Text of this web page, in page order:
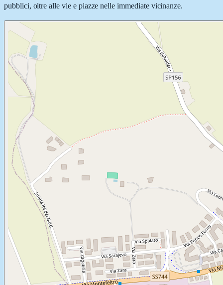
pubblici, oltre alle vie e piazze nelle immediate vicinanze.